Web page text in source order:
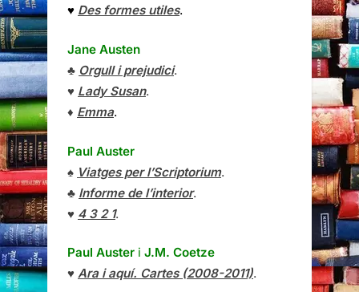
♥ Des formes utiles.
Jane Austen
♣ Orgull i prejudici.
♥ Lady Susan.
♦ Emma.
Paul Auster
♠ Viatges per l’Scriptorium.
♣ Informe de l’interior.
♥ 4 3 2 1.
Paul Auster i J.M. Coetze
♥ Ara i aquí. Cartes (2008-2011).